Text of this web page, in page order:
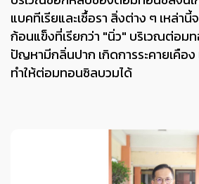
แบคทีเรียและเชื้อรา สิ่งต่าง ๆ เหล่า
ก้อนแข็งที่เรียกว่า "นิ่ว" บริเวณต่อม
ปัญหามีกลิ่นปาก เกิดการระคายเคือง
ทำให้ต่อมทอนซิลบวมได้